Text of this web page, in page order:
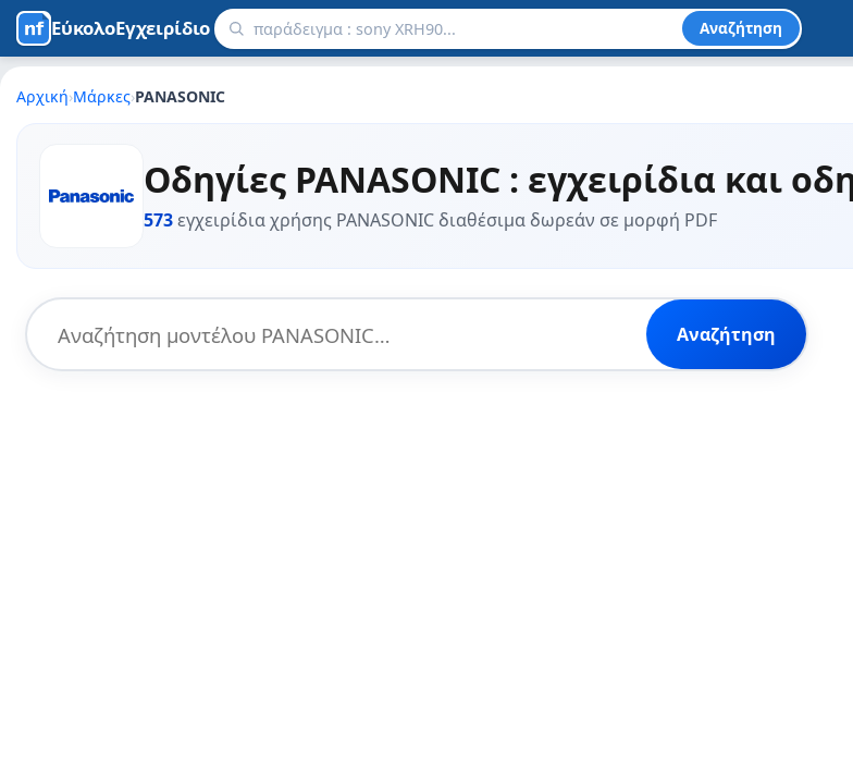
ΕύκολοΕγχειρίδιο Αναζήτηση
Αρχική›Μάρκες›PANASONIC
Οδηγίες PANASONIC : εγχειρίδια και
573εγχειρίδια χρήσης PANASONIC διαθέσιμα δωρεάν σε μορφή PDF
Αναζήτηση